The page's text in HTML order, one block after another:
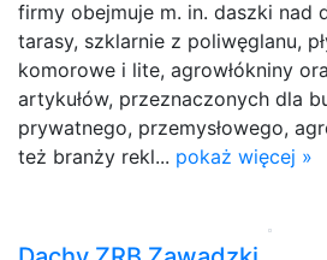
firmy obejmuje m. in. daszki nad
tarasy, szklarnie z poliwęglanu,
komorowe i lite, agrowłókniny
artykułów, przeznaczonych dla
prywatnego, przemysłowego,
też branży rekl... pokaż więcej »